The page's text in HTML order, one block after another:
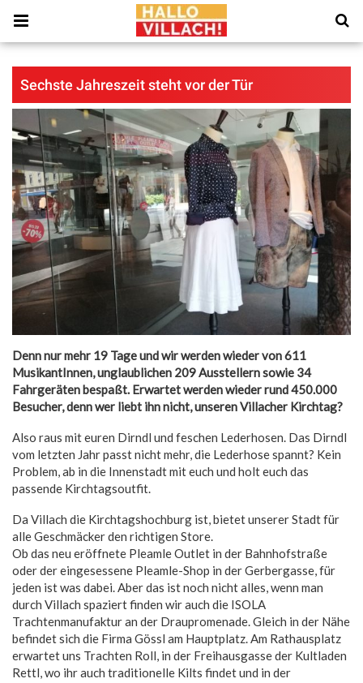
Sechste Jahreszeit steht vor der Tür
Denn nur mehr 19 Tage und wir werden wieder von 611
MusikantInnen, unglaublichen 209 Ausstellern sowie 34
Fahrgeräten bespaßt. Erwartet werden wieder rund 450.000
Besucher, denn wer liebt ihn nicht, unseren Villacher Kirchtag?
Also raus mit euren Dirndl und feschen Lederhosen. Das Dirndl
vom letzten Jahr passt nicht mehr, die Lederhose spannt? Kein
Problem, ab in die Innenstadt mit euch und holt euch das
passende Kirchtagsoutfit.
Da Villach die Kirchtagshochburg ist, bietet unserer Stadt für
alle Geschmäcker den richtigen Store.
Ob das neu eröffnete Pleamle Outlet in der Bahnhofstraße
oder der eingesessene Pleamle-Shop in der Gerbergasse, für
jeden ist was dabei. Aber das ist noch nicht alles, wenn man
durch Villach spaziert finden wir auch die ISOLA
Trachtenmanufaktur an der Draupromenade. Gleich in der Nähe
befindet sich die Firma Gössl am Hauptplatz. Am Rathausplatz
erwartet uns Trachten Roll, in der Freihausgasse der Kultladen
Rettl, wo ihr auch traditionelle Kilts findet und in der